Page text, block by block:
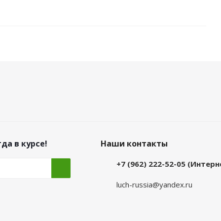
в курсе! Наши контакты
+7 (962) 222-52-05
luch-russia@yandex.ru